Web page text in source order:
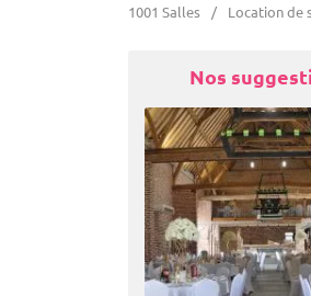
1001 Salles Location de
Nos